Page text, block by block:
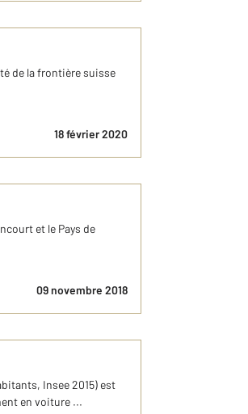
de la frontière suisse
18 février 2020
et le Pays de
09 novembre 2018
Insee 2015) est
en voiture ...